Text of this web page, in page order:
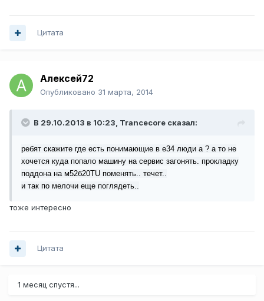
Цитата
Алексей72
Опубликовано 31 марта, 2014
В 29.10.2013 в 10:23, Trancecore сказал:
ребят скажите где есть понимающие в е34 люди а ? а то не
хочется куда попало машину на сервис загонять. прокладку
поддона на м52б20TU поменять.. течет..
и так по мелочи еще поглядеть..
тоже интересно
Цитата
1 месяц спустя...